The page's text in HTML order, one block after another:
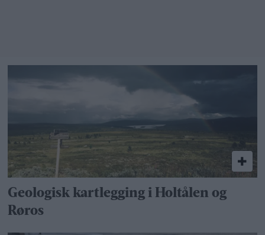
Geologisk kartlegging i Holtålen og
Røros